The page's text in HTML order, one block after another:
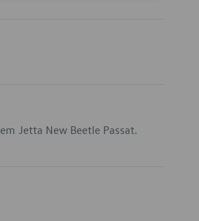
Jetta New Beetle Passat.